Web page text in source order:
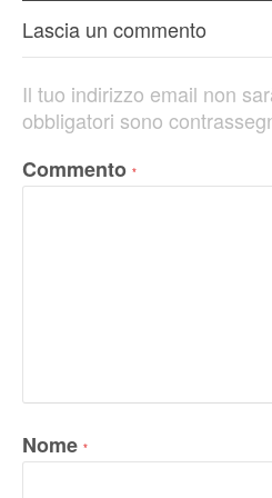
Lascia un commento
Il tuo indirizzo email non
obbligatori sono
Commento *
Nome *